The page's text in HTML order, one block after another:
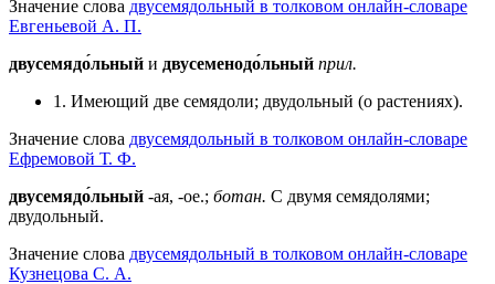
Значение слова двусемядольный в толковом онлайн-словаре
Евгеньевой А. П.
двусемядо́льный и двусеменодо́льный прил.
1. Имеющий две семядоли; двудольный (о растениях).
Значение слова двусемядольный в толковом онлайн-словаре
Ефремовой Т. Ф.
двусемядо́льный -ая, -ое.; ботан. С двумя семядолями;
двудольный.
Значение слова двусемядольный в толковом онлайн-словаре
Кузнецова С. А.